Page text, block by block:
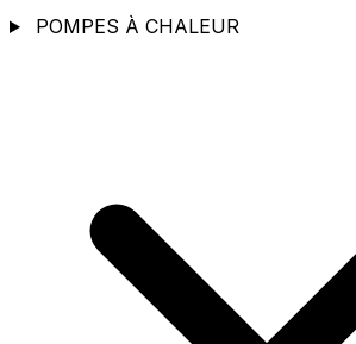
POMPES À CHALEUR